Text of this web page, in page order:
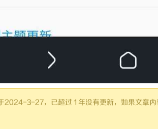
2024-3-27，已超过 1 年没有更新，如果文章